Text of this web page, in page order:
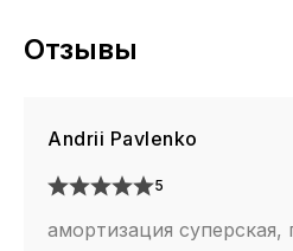
Отзывы
Andrii Pavlenko
5
амортизация суперская,